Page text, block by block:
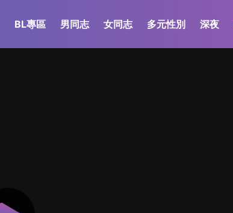
BL專區 男同志 女同志 多元性別 深夜